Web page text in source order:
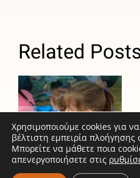
Related
Βασιλόπουλος:
Σταθερός
σύμμαχος
του
Ινστιτούτου
Prolepsis
για τη
σίτιση και
Χρησιμοποιούμε cookies για
βέλτιστη εμπειρία πλοήγησης
Μπορείτε να μάθετε ποια
απενεργοποιήσετε στις